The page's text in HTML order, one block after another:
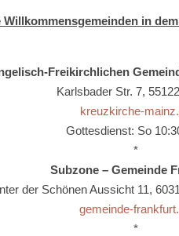
Willkommensgemeinden in
Freikirchlichen
Karlsbader Str. 7,
kreuzkirche-
Gottesdienst: So
*
Subzone – Gemeinde
der Schönen Aussicht 11,
gemeinde-
*